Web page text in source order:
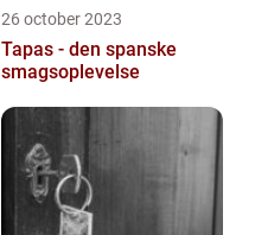
26 october 2023
Tapas - den spanske
smagsoplevelse